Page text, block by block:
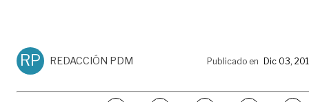
RP REDACCIÓN PDM Publicado en Dic 03,